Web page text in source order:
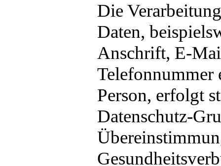
Die
Daten,
Anschrift, E-
Telefonnummer
Person, erfolgt
Datenschutz-